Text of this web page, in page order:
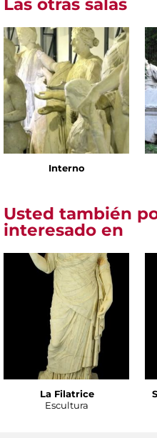
Las otras salas
Interno
Usted también
interesado en
La Filatrice
Escultura